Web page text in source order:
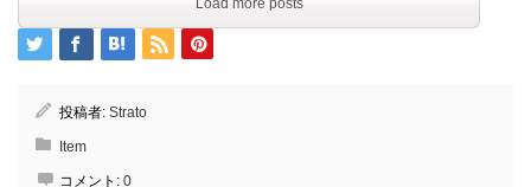
Load more posts
投稿者: Strato
Item
コメント: 0